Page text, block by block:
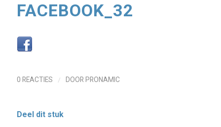
FACEBOOK_32
0 REACTIES / DOOR PRONAMIC
Deel dit stuk